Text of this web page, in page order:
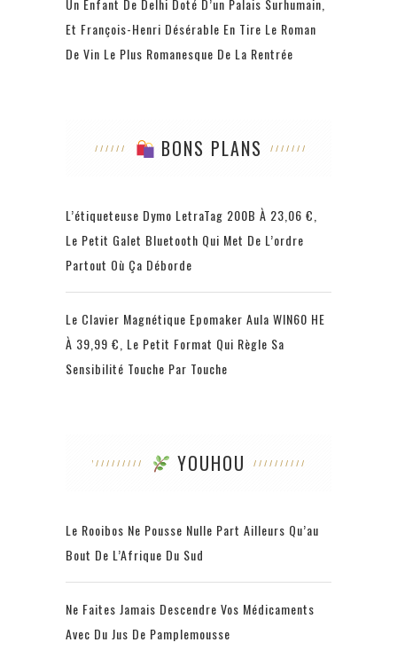
Un Enfant De Delhi Doté D’un Palais Surhumain,
Et François-Henri Désérable En Tire Le Roman
De Vin Le Plus Romanesque De La Rentrée
BONS PLANS
L’étiqueteuse Dymo LetraTag 200B À 23,06 €,
Le Petit Galet Bluetooth Qui Met De L’ordre
Partout Où Ça Déborde
Le Clavier Magnétique Epomaker Aula WIN60 HE
À 39,99 €, Le Petit Format Qui Règle Sa
Sensibilité Touche Par Touche
YOUHOU
Le Rooibos Ne Pousse Nulle Part Ailleurs Qu’au
Bout De L’Afrique Du Sud
Ne Faites Jamais Descendre Vos Médicaments
Avec Du Jus De Pamplemousse